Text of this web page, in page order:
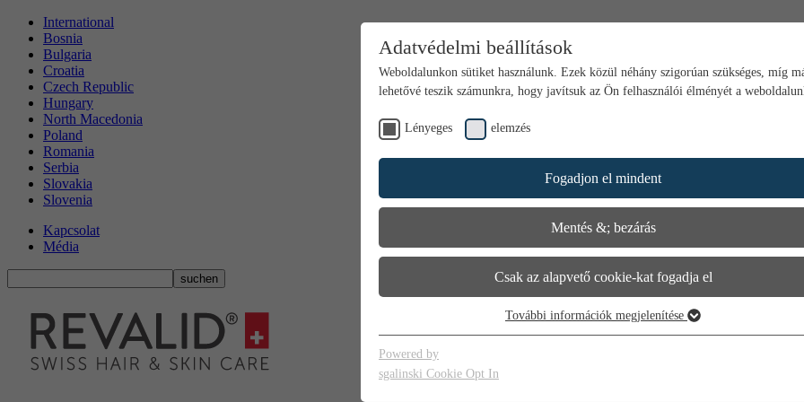
International
Bosnia
Bulgaria
Croatia
Czech Republic
Hungary
North Macedonia
Poland
Romania
Serbia
Slovakia
Slovenia
Kapcsolat
Média
Adatvédelmi beállítások
Weboldalunkon sütiket használunk. Ezek közül néhány szigorúan szükséges, míg
lehetővé teszik számunkra, hogy javítsuk az Ön felhasználói élményét a
Lényeges elemzés
Fogadjon el mindent
Mentés &; bezárás
Csak az alapvető cookie-kat fogadja el
Az alapvető cookie-k a weboldal alapvető funkcióihoz szükségesek. Ez biztosítja a
weboldal megfelelő működését.
További információk megjelenítése
Powered by
sgalinski Cookie Opt In